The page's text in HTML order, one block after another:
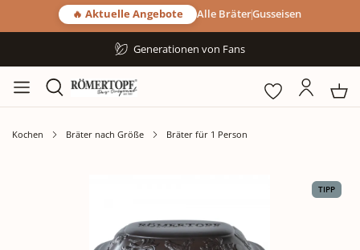
🔥 Aktuelle Angebote Alle BräterGusseisen
Generationen von Fans
Kochen Bräter nach Größe Bräter für 1 Person
TIPP